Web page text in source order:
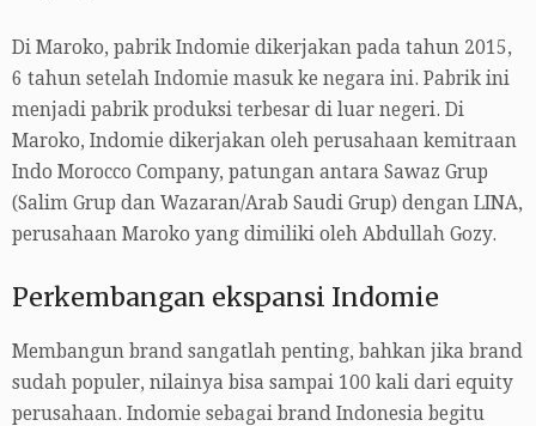
Di Maroko, pabrik Indomie dikerjakan pada tahun 2015,
6 tahun setelah Indomie masuk ke negara ini. Pabrik ini
menjadi pabrik produksi terbesar di luar negeri. Di
Maroko, Indomie dikerjakan oleh perusahaan kemitraan
Indo Morocco Company, patungan antara Sawaz Grup
(Salim Grup dan Wazaran/Arab Saudi Grup) dengan LINA,
perusahaan Maroko yang dimiliki oleh Abdullah Gozy.
Perkembangan ekspansi Indomie
Membangun brand sangatlah penting, bahkan jika brand
sudah populer, nilainya bisa sampai 100 kali dari equity
perusahaan. Indomie sebagai brand Indonesia begitu